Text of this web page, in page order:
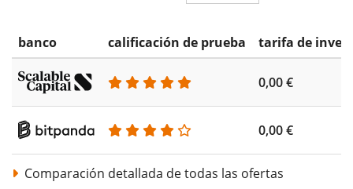
banco calificación de prueba tarifa de
0,00 €
0,00 €
Comparación detallada de todas las ofertas